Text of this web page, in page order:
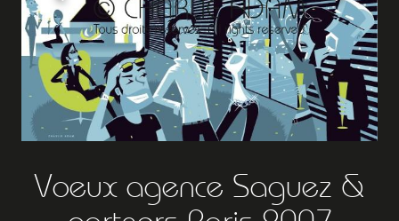
Voeux agence Saguez &